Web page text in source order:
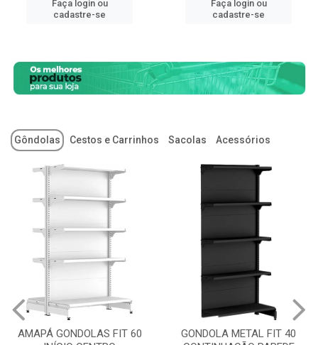
Faça login ou
cadastre-se
Faça login ou
cadastre-se
Gôndolas Cestos e Carrinhos Sacolas Acessórios
GONDOLA METAL FIT 40
GONDOLA METAL FIT 40
INICIO CENTRO 1,70X0,90